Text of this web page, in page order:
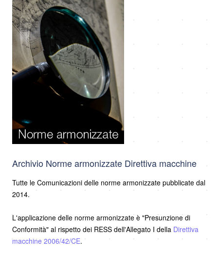
Archivio Norme armonizzate Direttiva macchine
Tutte le Comunicazioni delle norme armonizzate pubblicate dal
2014.
L'applicazione delle norme armonizzate è "Presunzione di
Conformità" al rispetto dei RESS dell'Allegato I della Direttiva
macchine 2006/42/CE.